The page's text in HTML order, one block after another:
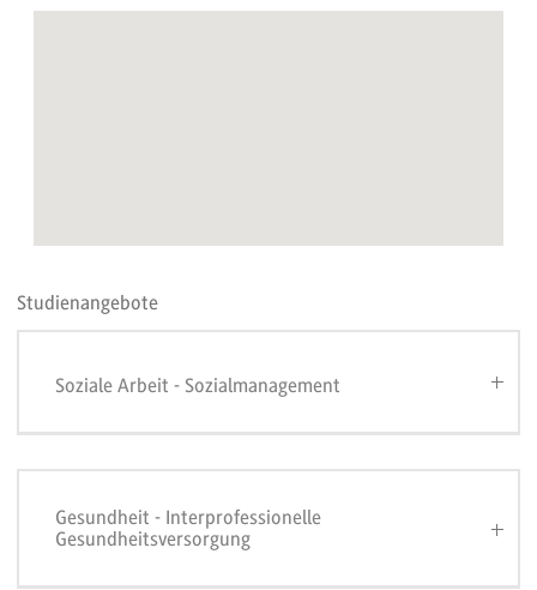
Studienangebote
Soziale Arbeit - Sozialmanagement
Gesundheit - Interprofessionelle
Gesundheitsversorgung